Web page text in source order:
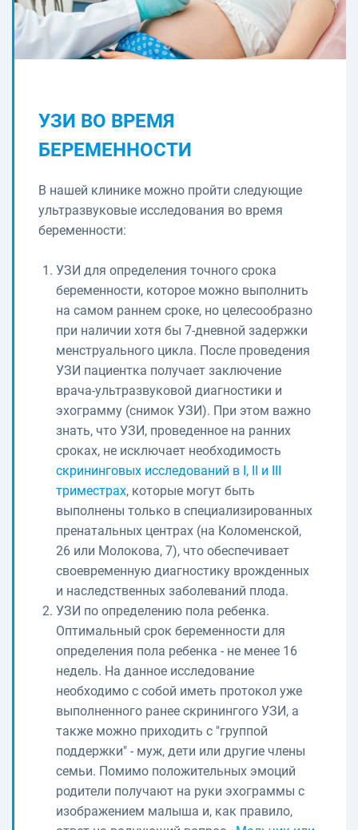
УЗИ ВО ВРЕМЯ
БЕРЕМЕННОСТИ
В нашей клинике можно пройти следующие
ультразвуковые исследования во время
беременности:
УЗИ для определения точного срока
беременности, которое можно выполнить
на самом раннем сроке, но целесообразно
при наличии хотя бы 7-дневной задержки
менструального цикла. После проведения
УЗИ пациентка получает заключение
врача-ультразвуковой диагностики и
эхограмму (снимок УЗИ). При этом важно
знать, что УЗИ, проведенное на ранних
сроках, не исключает необходимость
скрининговых исследований в I, II и III
триместрах, которые могут быть
выполнены только в специализированных
пренатальных центрах (на Коломенской,
26 или Молокова, 7), что обеспечивает
своевременную диагностику врожденных
и наследственных заболеваний плода.
УЗИ по определению пола ребенка.
Оптимальный срок беременности для
определения пола ребенка - не менее 16
недель. На данное исследование
необходимо с собой иметь протокол уже
выполненного ранее скринингого УЗИ, а
также можно приходить с "группой
поддержки" - муж, дети или другие члены
семьи. Помимо положительных эмоций
родители получают на руки эхограммы с
изображением малыша и, как правило,